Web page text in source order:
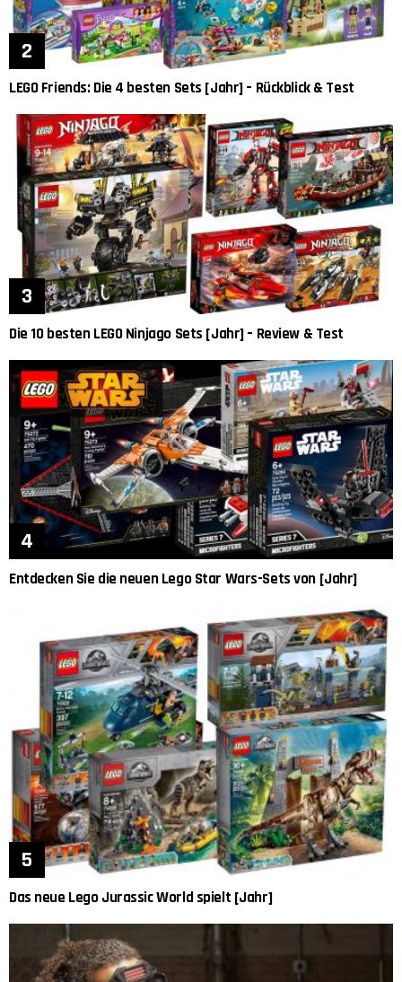
LEGO Friends: Die 4 besten Sets [Jahr] – Rückblick & Test
Die 10 besten LEGO Ninjago Sets [Jahr] – Review & Test
Entdecken Sie die neuen Lego Star Wars-Sets von [Jahr]
Das neue Lego Jurassic World spielt [Jahr]